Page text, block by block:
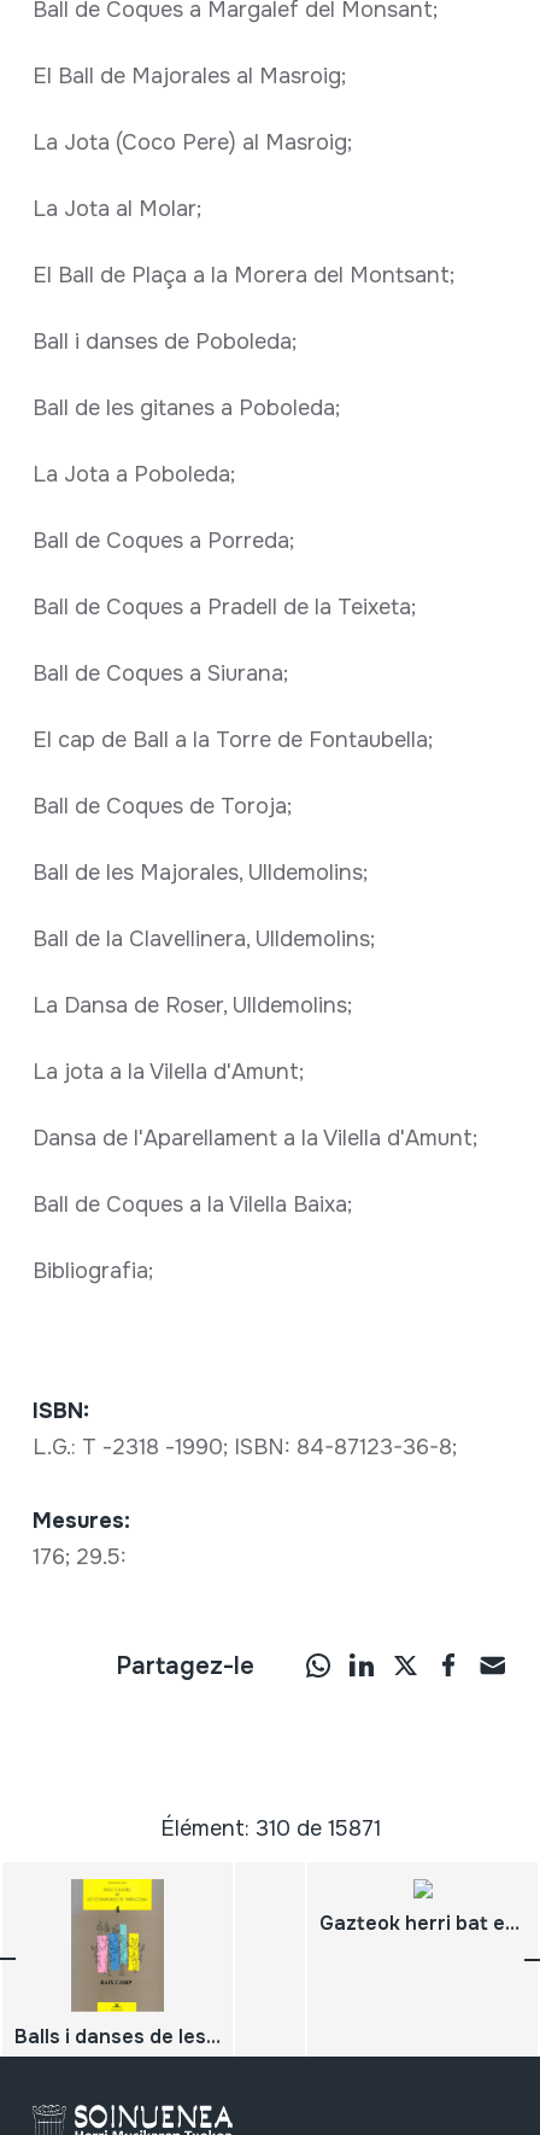
Ball de Coques a Margalef del Monsant;
El Ball de Majorales al Masroig;
La Jota (Coco Pere) al Masroig;
La Jota al Molar;
El Ball de Plaça a la Morera del Montsant;
Ball i danses de Poboleda;
Ball de les gitanes a Poboleda;
La Jota a Poboleda;
Ball de Coques a Porreda;
Ball de Coques a Pradell de la Teixeta;
Ball de Coques a Siurana;
El cap de Ball a la Torre de Fontaubella;
Ball de Coques de Toroja;
Ball de les Majorales, Ulldemolins;
Ball de la Clavellinera, Ulldemolins;
La Dansa de Roser, Ulldemolins;
La jota a la Vilella d'Amunt;
Dansa de l'Aparellament a la Vilella d'Amunt;
Ball de Coques a la Vilella Baixa;
Bibliografia;
ISBN:
L.G.: T -2318 -1990; ISBN: 84-87123-36-8;
Mesures:
176; 29.5:
Partagez-le
Élément: 310 de 15871
Balls i danses de les comarques de Tarragona 4; Baix Camp; ;
Gazteok herri bat eraikitzen